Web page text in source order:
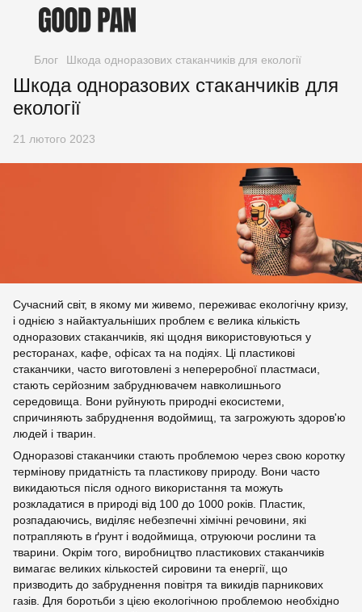
Блог Шкода одноразових стаканчиків для екології
Шкода одноразових стаканчиків для
екології
21 лютого 2023
Сучасний світ, в якому ми живемо, переживає екологічну кризу,
і однією з найактуальніших проблем є велика кількість
одноразових стаканчиків, які щодня використовуються у
ресторанах, кафе, офісах та на подіях. Ці пластикові
стаканчики, часто виготовлені з непереробної пластмаси,
стають серйозним забруднювачем навколишнього
середовища. Вони руйнують природні екосистеми,
спричиняють забруднення водоймищ, та загрожують здоров'ю
людей і тварин.
Одноразові стаканчики стають проблемою через свою коротку
термінову придатність та пластикову природу. Вони часто
викидаються після одного використання та можуть
розкладатися в природі від 100 до 1000 років. Пластик,
розпадаючись, виділяє небезпечні хімічні речовини, які
потрапляють в ґрунт і водоймища, отруюючи рослини та
тварини. Окрім того, виробництво пластикових стаканчиків
вимагає великих кількостей сировини та енергії, що
призводить до забруднення повітря та викидів парникових
газів. Для боротьби з цією екологічною проблемою необхідно